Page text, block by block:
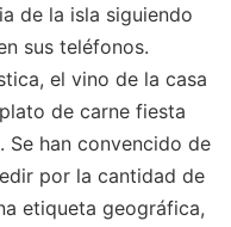
de la isla siguiendo
sus teléfonos.
el vino de la casa
de carne fiesta
Se han convencido de
por la cantidad de
etiqueta geográfica,